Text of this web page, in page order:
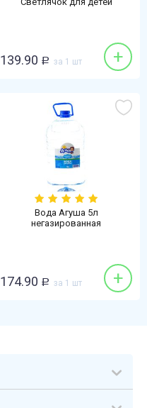
139.90 Р за 1 шт +
Вода Агуша 5л
негазированная
174.90 Р за 1 шт +